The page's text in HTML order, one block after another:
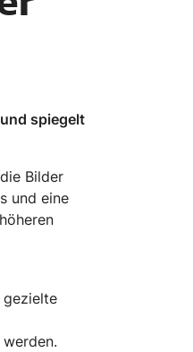
spiegelt
Bilder
und eine
gezielte